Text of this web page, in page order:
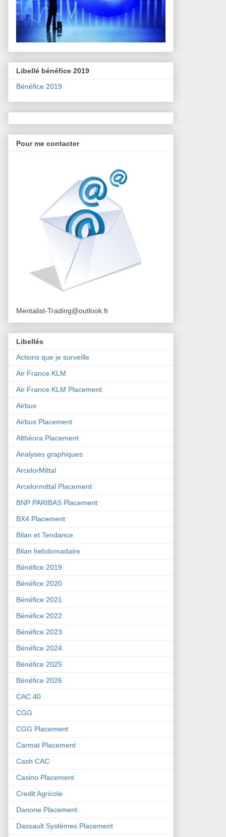
Libellé bénéfice 2019
Bénéfice 2019
Pour me contacter
Mentalist-Trading@outlook.fr
Libellés
Actions que je surveille
Air France KLM
Air France KLM Placement
Airbus
Airbus Placement
Althéora Placement
Analyses graphiques
ArcelorMittal
Arcelormittal Placement
BNP PARIBAS Placement
BX4 Placement
Bilan et Tendance
Bilan hebdomadaire
Bénéfice 2019
Bénéfice 2020
Bénéfice 2021
Bénéfice 2022
Bénéfice 2023
Bénéfice 2024
Bénéfice 2025
Bénéfice 2026
CAC 40
CGG
CGG Placement
Carmat Placement
Cash CAC
Casino Placement
Credit Agricole
Danone Placement
Dassault Systèmes Placement